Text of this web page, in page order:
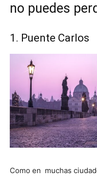
no puedes
1. Puente Carlos
Como en muchas